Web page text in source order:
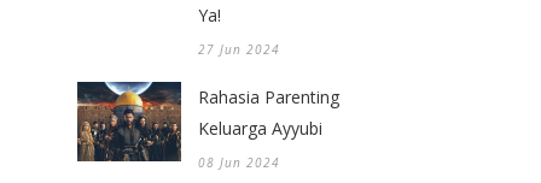
Ya!
27 Jun 2024
Rahasia Parenting
Keluarga Ayyubi
08 Jun 2024